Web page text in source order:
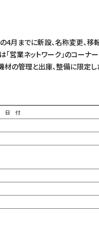
4月までに新設、名称変更、移
営業ネットワーク」のコーナ
機材の管理と出庫、整備に限定
日 付